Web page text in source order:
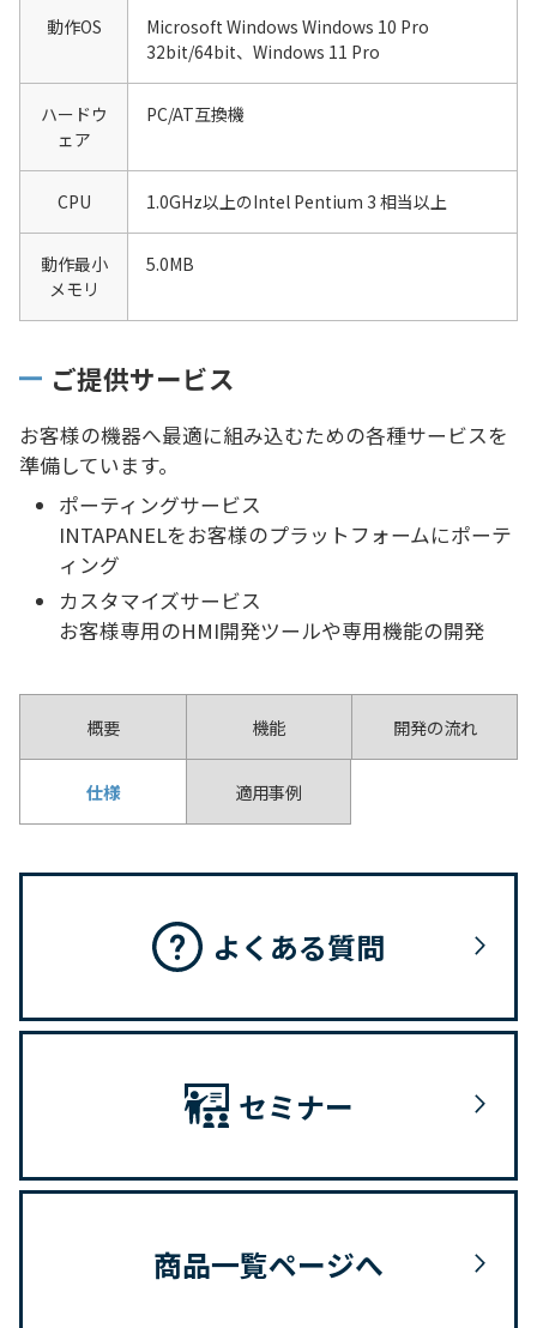
動作OS
Microsoft Windows Windows 10 Pro
32bit/64bit、Windows 11 Pro
ハードウ
ェア
PC/AT互換機
CPU 1.0GHz以上のIntel Pentium 3 相当以上
動作最小
メモリ
5.0MB
ご提供サービス
お客様の機器へ最適に組み込むための各種サービスを
準備しています。
ポーティングサービス
INTAPANELをお客様のプラットフォームにポーテ
ィング
カスタマイズサービス
お客様専用のHMI開発ツールや専用機能の開発
概要 機能 開発の流れ
仕様 適用事例
よくある質問
セミナー
商品一覧ページへ